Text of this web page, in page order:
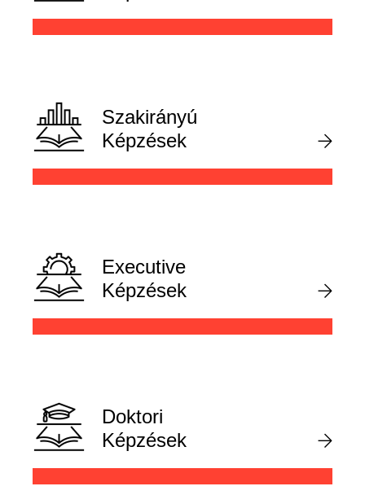
Szakirányú
Képzések
Executive
Képzések
Doktori
Képzések